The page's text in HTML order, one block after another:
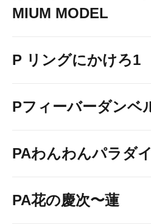
MIUM MODEL
P リングにかけろ1
Pフィーバーダンベ
PAわんわんパラダ
PA花の慶次〜蓮